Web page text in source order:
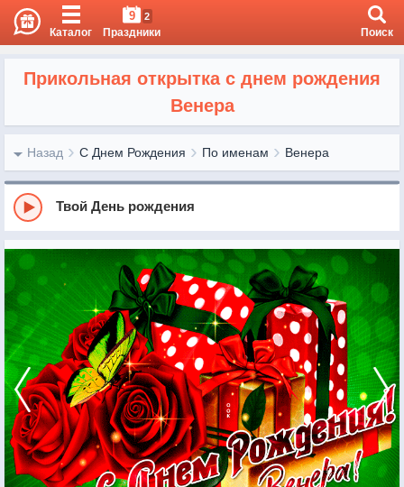
Каталог
9 2
Праздники Поиск
Прикольная открытка с днем рождения
Венера
Назад С Днем Рождения По именам Венера
Твой День рождения